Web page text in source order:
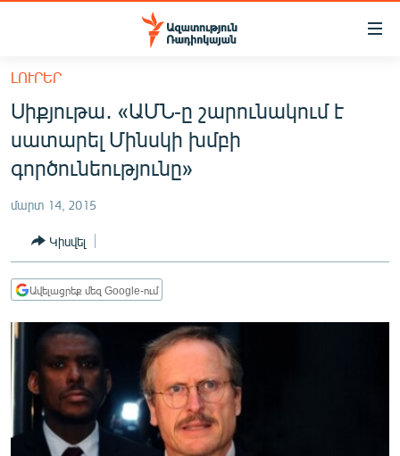
Մատչելիության
հիմնական
բովանդակությանը
հիմնական
մենյուին
ՀԱՅԱՍՏԱՆ
ՔԱՂԱՔԱԿԱՆ
ՀԱՍԱՐԱԿՈՒԹՅՈՒՆ
ՏՆՏԵՍՈՒԹՅՈՒՆ
ՂԱՐԱԲԱՂ
ՊԱՏԵՐԱԶՄԻ 6 ՇԱԲԱԹՆԵՐԸ
ՏԱՐԱԾԱՇՐՋԱՆ
ՄԻՋԱԶԳԱՅԻՆ
ՄՇԱԿՈՒՅԹ
ԼՈՒՐԵՐ
Սիքյութա․ «ԱՄՆ-ը շարունակում է
սատարել Մինսկի խմբի
գործունեությունը»
մարտ 14, 2015
Կիսվել
Ավելացրեք մեզ Google-ում